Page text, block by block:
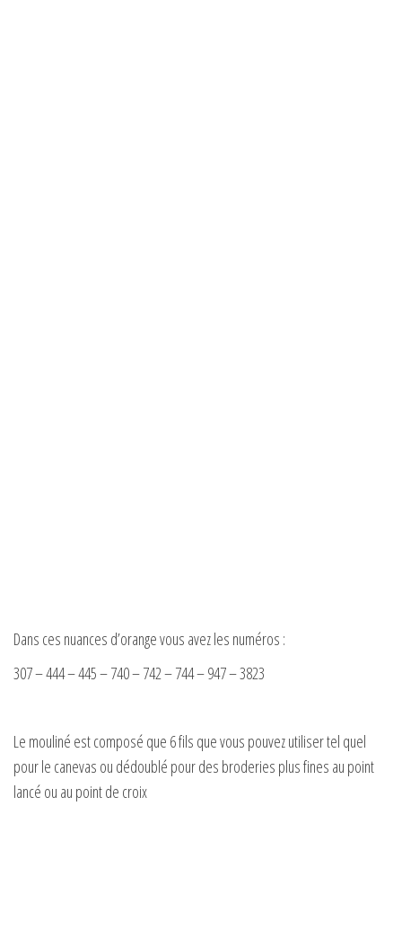
Dans ces nuances d’orange vous avez les numéros :
307 – 444 – 445 – 740 – 742 – 744 – 947 – 3823
Le mouliné est composé que 6 fils que vous pouvez utiliser tel quel
pour le canevas ou dédoublé pour des broderies plus fines au point
lancé ou au point de croix